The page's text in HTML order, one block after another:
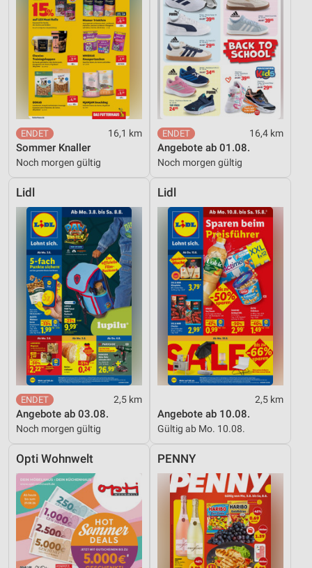
16,1 km
Sommer Knaller
Noch morgen gültig
16,4 km
Angebote ab 01.08.
Noch morgen gültig
Lidl
2,5 km
Angebote ab 03.08.
Noch morgen gültig
Lidl
2,5 km
Angebote ab 10.08.
Gültig ab Mo. 10.08.
Opti Wohnwelt PENNY